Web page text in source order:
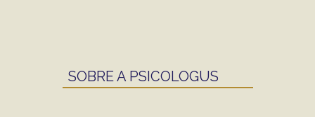
SOBRE A PSICOLOGUS